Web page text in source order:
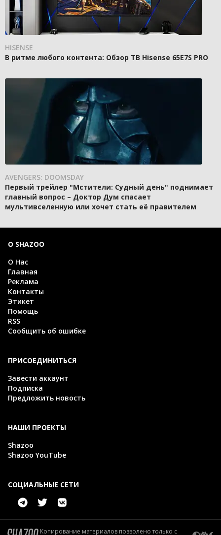
HISENSE
В ритме любого контента: Обзор ТВ Hisense 65E7S PRO
AVENGERS: DOOMSDAY
Первый трейлер "Мстители: Судный день" поднимает
главный вопрос – Доктор Дум спасает
мультивселенную или хочет стать её правителем
О SHAZOO
О Нас
Главная
Реклама
Контакты
Этикет
Помощь
RSS
Сообщить об ошибке
ПРИСОЕДИНИТЬСЯ
Завести аккаунт
Подписка
Предложить новость
НАШИ ПРОЕКТЫ
Shazoo
Shazoo YouTube
СОЦИАЛЬНЫЕ СЕТИ
Копирование материалов позволено только с